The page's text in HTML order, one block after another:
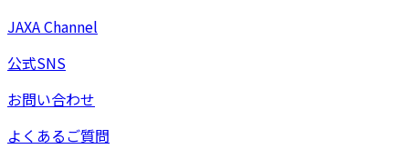
JAXA Channel
公式SNS
お問い合わせ
よくあるご質問